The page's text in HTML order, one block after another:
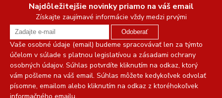
Najdôležitejšie novinky priamo na váš email
Získajte zaujímavé informácie vždy medzi prvými
Odoberať
Vaše osobné údaje (email) budeme spracovávať len za týmto
účelom v súlade s platnou legislatívou a zásadami ochrany
osobných údajov. Súhlas potvrdíte kliknutím na odkaz, ktorý
vám pošleme na váš email. Súhlas môžete kedykoľvek odvolať
písomne, emailom alebo kliknutím na odkaz z ktoréhokoľvek
informačného emailu.